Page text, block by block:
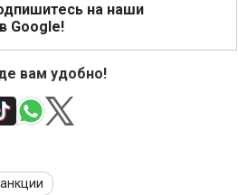
на наши
Google!
вам удобно!